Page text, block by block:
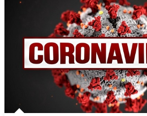
合作 Peter Raven 博士逝世 享年89岁
一晃三十年，初夏又相逢。中华日，等
园“中华日三十周年特别报道（五）
筝声与琴韵交汇：刘励(Li Statler)与钢琴
与钢琴的精彩对话